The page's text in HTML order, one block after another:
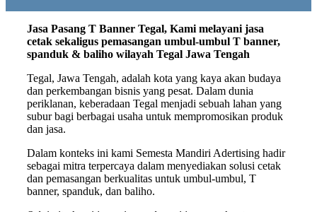
Jasa Pasang T Banner Tegal, Kami melayani jasa
cetak sekaligus pemasangan umbul-umbul T banner,
spanduk & baliho wilayah Tegal Jawa Tengah
Tegal, Jawa Tengah, adalah kota yang kaya akan budaya
dan perkembangan bisnis yang pesat. Dalam dunia
periklanan, keberadaan Tegal menjadi sebuah lahan yang
subur bagi berbagai usaha untuk mempromosikan produk
dan jasa.
Dalam konteks ini kami Semesta Mandiri Adertising hadir
sebagai mitra terpercaya dalam menyediakan solusi cetak
dan pemasangan berkualitas untuk umbul-umbul, T
banner, spanduk, dan baliho.